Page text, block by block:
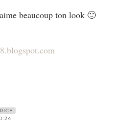
beaucoup ton look 🙂